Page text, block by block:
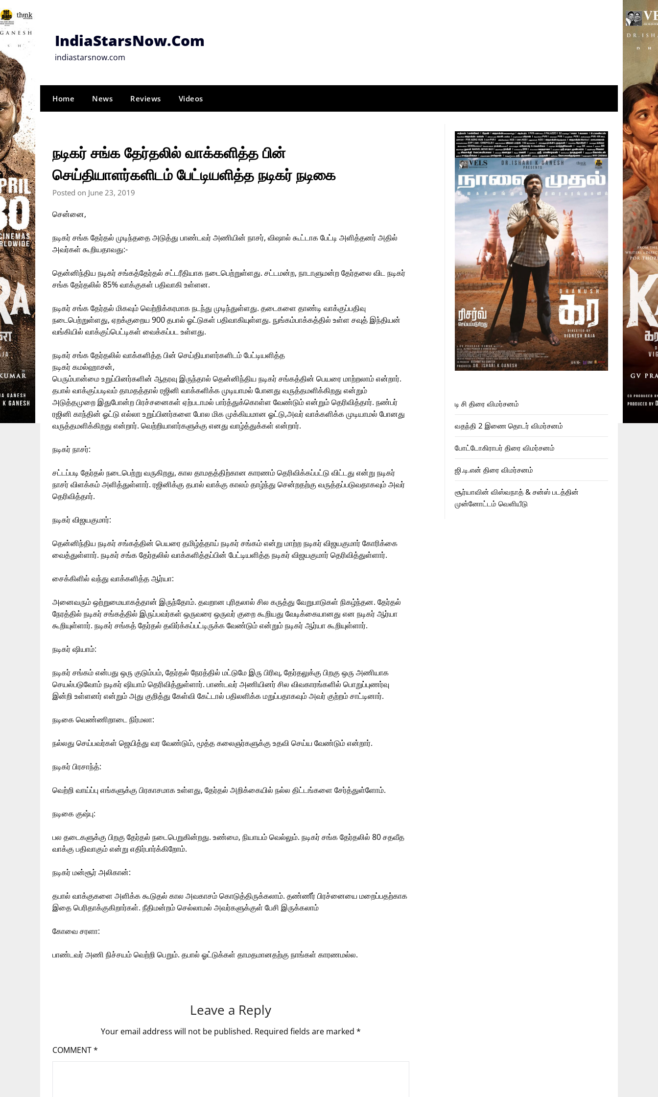
Skip
to
content
IndiaStarsNow.Com
indiastarsnow.com
Home News Reviews Videos
நடிகர் சங்க தேர்தலில் வாக்களித்த பின்
செய்தியாளர்களிடம் பேட்டியளித்த நடிகர் நடிகை
Posted on June 23, 2019
சென்னை,
நடிகர் சங்க தேர்தல் முடிந்ததை அடுத்து பாண்டவர் அணியின் நாசர், விஷால் கூட்டாக பேட்டி அளித்தனர் அதில்
அவர்கள் கூறியதாவது:-
தென்னிந்திய நடிகர் சங்கத்தேர்தல் சட்டரீதியாக நடைபெற்றுள்ளது. சட்டமன்ற, நாடாளுமன்ற தேர்தலை விட நடிகர்
சங்க தேர்தலில் 85% வாக்குகள் பதிவாகி உள்ளன.
நடிகர் சங்க தேர்தல் மிகவும் வெற்றிக்கரமாக நடந்து முடிந்துள்ளது. தடைகளை தாண்டி வாக்குப்பதிவு
நடைபெற்றுள்ளது, ஏறக்குறைய 900 தபால் ஓட்டுகள் பதிவாகியுள்ளது. நுங்கம்பாக்கத்தில் உள்ள சவுத் இந்தியன்
வங்கியில் வாக்குப்பெட்டிகள் வைக்கப்பட உள்ளது.
நடிகர் சங்க தேர்தலில் வாக்களித்த பின் செய்தியாளர்களிடம் பேட்டியளித்த
நடிகர் கமல்ஹாசன்,
பெரும்பான்மை உறுப்பினர்களின் ஆதரவு இருந்தால் தென்னிந்திய நடிகர் சங்கத்தின் பெயரை மாற்றலாம் என்றார்.
தபால் வாக்குப்படிவம் தாமதத்தால் ரஜினி வாக்களிக்க முடியாமல் போனது வருத்தமளிக்கிறது என்றும்
அடுத்தமுறை இதுபோன்ற பிரச்சனைகள் ஏற்படாமல் பார்த்துக்கொள்ள வேண்டும் என்றும் தெரிவித்தார். நண்பர்
ரஜினி காந்தின் ஓட்டு எல்லா உறுப்பினர்களை போல மிக முக்கியமான ஓட்டு,அவர் வாக்களிக்க முடியாமல் போனது
வருத்தமளிக்கிறது என்றார். வெற்றியாளர்களுக்கு எனது வாழ்த்துக்கள் என்றார்.
நடிகர் நாசர்:
சட்டப்படி தேர்தல் நடைபெற்று வருகிறது, கால தாமதத்திற்கான காரணம் தெரிவிக்கப்பட்டு விட்டது என்று நடிகர்
நாசர் விளக்கம் அளித்துள்ளார். ரஜினிக்கு தபால் வாக்கு காலம் தாழ்ந்து சென்றதற்கு வருத்தப்படுவதாகவும் அவர்
தெரிவித்தார்.
நடிகர் விஜயகுமார்:
தென்னிந்திய நடிகர் சங்கத்தின் பெயரை தமிழ்த்தாய் நடிகர் சங்கம் என்று மாற்ற நடிகர் விஜயகுமார் கோரிக்கை
வைத்துள்ளார். நடிகர் சங்க தேர்தலில் வாக்களித்தப்பின் பேட்டியளித்த நடிகர் விஜயகுமார் தெரிவித்துள்ளார்.
சைக்கிளில் வந்து வாக்களித்த ஆர்யா:
அனைவரும் ஒற்றுமையாகத்தான் இருந்தோம். தவறான புரிதலால் சில கருத்து வேறுபாடுகள் நிகழ்ந்தன. தேர்தல்
நேரத்தில் நடிகர் சங்கத்தில் இருப்பவர்கள் ஒருவரை ஒருவர் குறை கூறியது வேடிக்கையானது என நடிகர் ஆர்யா
கூறியுள்ளார். நடிகர் சங்கத் தேர்தல் தவிர்க்கப்பட்டிருக்க வேண்டும் என்றும் நடிகர் ஆர்யா கூறியுள்ளார்.
நடிகர் ஷியாம்:
நடிகர் சங்கம் என்பது ஒரு குடும்பம், தேர்தல் நேரத்தில் மட்டுமே இரு பிரிவு, தேர்தலுக்கு பிறகு ஒரு அணியாக
செயல்படுவோம் நடிகர் ஷியாம் தெரிவித்துள்ளார். பாண்டவர் அணியினர் சில விவகாரங்களில் பொறுப்புணர்வு
இன்றி உள்ளனர் என்றும் அது குறித்து கேள்வி கேட்டால் பதிலளிக்க மறுப்பதாகவும் அவர் குற்றம் சாட்டினார்.
நடிகை வெண்ணிறாடை நிர்மலா:
நல்லது செய்பவர்கள் ஜெயித்து வர வேண்டும், மூத்த கலைஞர்களுக்கு உதவி செய்ய வேண்டும் என்றார்.
நடிகர் பிரசாந்த்:
வெற்றி வாய்ப்பு எங்களுக்கு பிரகாசமாக உள்ளது, தேர்தல் அறிக்கையில் நல்ல திட்டங்களை சேர்த்துள்ளோம்.
நடிகை குஷ்பு:
பல தடைகளுக்கு பிறகு தேர்தல் நடைபெறுகின்றது. உண்மை, நியாயம் வெல்லும். நடிகர் சங்க தேர்தலில் 80 சதவீத
வாக்கு பதிவாகும் என்று எதிர்பார்க்கிறோம்.
நடிகர் மன்சூர் அலிகான்:
தபால் வாக்குகளை அளிக்க கூடுதல் கால அவகாசம் கொடுத்திருக்கலாம். தண்ணீர் பிரச்னையை மறைப்பதற்காக
இதை பெரிதாக்குகிறார்கள். நீதிமன்றம் செல்லாமல் அவர்களுக்குள் பேசி இருக்கலாம்
கோவை சரளா:
பாண்டவர் அணி நிச்சயம் வெற்றி பெறும். தபால் ஓட்டுக்கள் தாமதமானதற்கு நாங்கள் காரணமல்ல.
Leave a Reply
Your email address will not be published. Required fields are marked *
COMMENT*
டி சி திரை விமர்சனம்
வதந்தி 2 இணை தொடர் விமர்சனம்
போட்டோகிராபர் திரை விமர்சனம்
ஜி.டி.என் திரை விமர்சனம்
சூர்யாவின் விஸ்வநாத் & சன்ஸ் படத்தின்
முன்னோட்டம் வெளியீடு